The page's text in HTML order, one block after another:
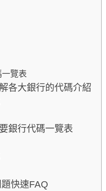
覽表
各大銀行的代碼介紹
銀行代碼一覽表
快速FAQ